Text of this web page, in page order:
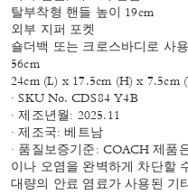
탈부착형 핸들 높이 19cm
외부 지퍼 포켓
숄더백 또는 크로스바디로 사
56cm
24cm (L) x 17.5cm (H) x 7.5cm
· SKU No. CDS84 Y4B
· 제조년월: 2025.11
· 제조국: 베트남
· 품질보증기준: COACH 제품
이나 오염을 완벽하게 차단할
대량의 안료 염료가 사용된 기